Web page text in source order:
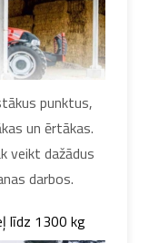
punktus,
un ērtākas.
veikt dažādus
darbos.
līdz 1300 kg